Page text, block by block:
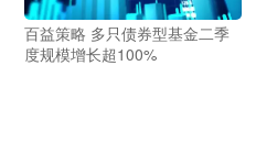
百益策略 多只债券型基金二季
度规模增长超100%